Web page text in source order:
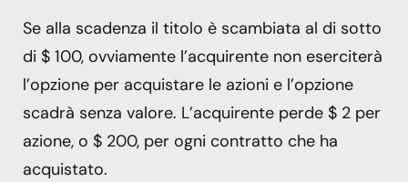
Se alla scadenza il titolo è scambiata al di sotto
di $ 100, ovviamente l’acquirente non eserciterà
l’opzione per acquistare le azioni e l’opzione
scadrà senza valore. L’acquirente perde $ 2 per
azione, o $ 200, per ogni contratto che ha
acquistato.